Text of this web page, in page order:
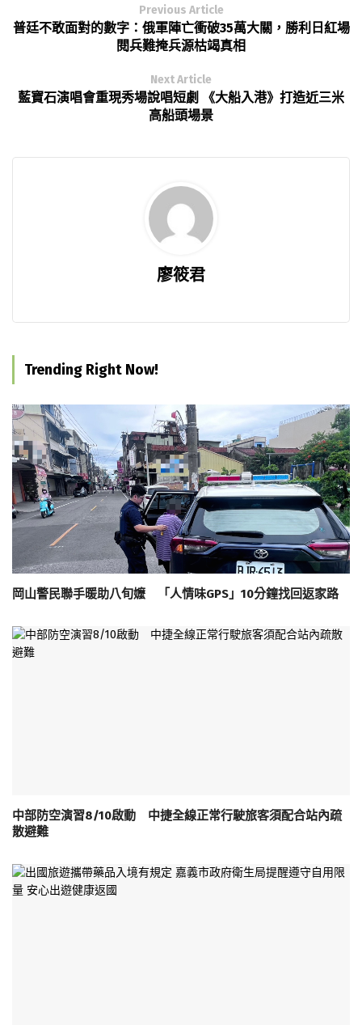
Previous Article
普廷不敢面對的數字：俄軍陣亡衝破35萬大關，勝利日紅場
閱兵難掩兵源枯竭真相
Next Article
藍寶石演唱會重現秀場說唱短劇 《大船入港》打造近三米
高船頭場景
廖筱君
Trending Right Now!
岡山警民聯手暖助八旬嬤 「人情味GPS」10分鐘找回返家路
中部防空演習8/10啟動 中捷全線正常行駛旅客須配合站內疏
散避難